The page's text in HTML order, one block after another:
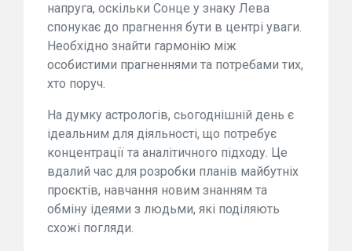
напруга, оскільки Сонце у знаку Лева
спонукає до прагнення бути в центрі уваги.
Необхідно знайти гармонію між
особистими прагненнями та потребами тих,
хто поруч.
На думку астрологів, сьогоднішній день є
ідеальним для діяльності, що потребує
концентрації та аналітичного підходу. Це
вдалий час для розробки планів майбутніх
проєктів, навчання новим знанням та
обміну ідеями з людьми, які поділяють
схожі погляди.